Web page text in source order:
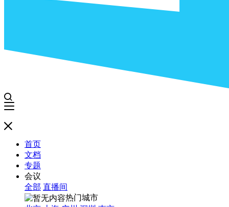
首页
文档
专题
会议
全部 直播间
热门城市